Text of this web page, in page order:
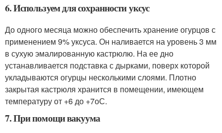
6. Используем для сохранности уксус
До одного месяца можно обеспечить хранение огурцов с
применением 9% уксуса. Он наливается на уровень 3 мм
в сухую эмалированную кастрюлю. На ее дно
устанавливается подставка с дырками, поверх которой
укладываются огурцы несколькими слоями. Плотно
закрытая кастрюля хранится в помещении, имеющем
температуру от +6 до +7оС.
7. При помощи вакуума